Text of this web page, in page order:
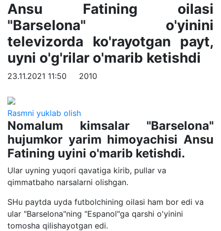
Ansu Fatining oilasi
"Barselona" o'yinini
televizorda ko'rayotgan payt,
uyni o'g'rilar o'marib ketishdi
23.11.2021 11:50 2010
Rasmni yuklab olish
Nomalum kimsalar "Barselona"
hujumkor yarim himoyachisi Ansu
Fatining uyini o'marib ketishdi.
Ular uyning yuqori qavatiga kirib, pullar va
qimmatbaho narsalarni olishgan.
SHu paytda uyda futbolchining oilasi ham bor edi va
ular "Barselona"ning "Espanol"ga qarshi o'yinini
tomosha qilishayotgan edi.